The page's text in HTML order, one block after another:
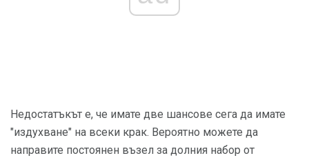
Недостатъкът е, че имате две шансове сега да имате
"издухване" на всеки крак. Вероятно можете да
направите постоянен възел за долния набор от